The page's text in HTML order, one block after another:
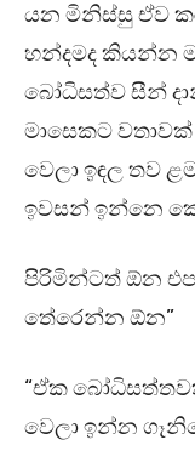
යන මිනිස්සු ඒව
හන්දමද කියන්න
බෝධිසත්ව සීන්
මාසෙකට
වෙලා ඉඳල තව
ඉවසන් ඉන්නෙ
පිරිමින්ටත් ඕන
තේරෙන්න ඕන”
“ඒක
වෙලා ඉන්න